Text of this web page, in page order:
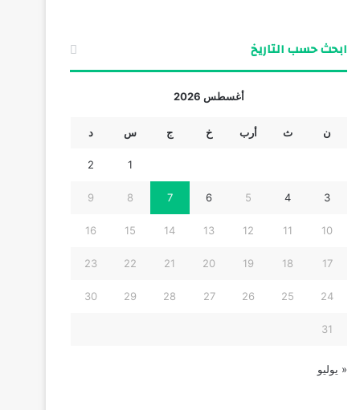
ابحث حسب التاريخ
أغسطس 2026
ن ث أرب خ ج س د
1
2
3
4
5
6
7
8
9
10
11
12
13
14
15
16
17
18
19
20
21
22
23
24
25
26
27
28
29
30
31
« يوليو